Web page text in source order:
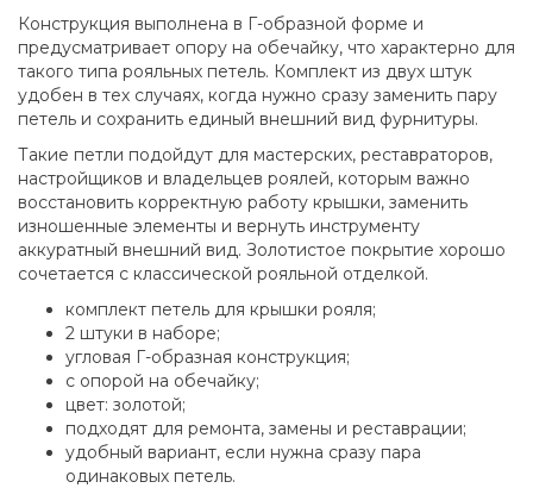
Конструкция выполнена в Г-образной форме и
предусматривает опору на обечайку, что характерно для
такого типа рояльных петель. Комплект из двух штук
удобен в тех случаях, когда нужно сразу заменить пару
петель и сохранить единый внешний вид фурнитуры.
Такие петли подойдут для мастерских, реставраторов,
настройщиков и владельцев роялей, которым важно
восстановить корректную работу крышки, заменить
изношенные элементы и вернуть инструменту
аккуратный внешний вид. Золотистое покрытие хорошо
сочетается с классической рояльной отделкой.
комплект петель для крышки рояля;
2 штуки в наборе;
угловая Г-образная конструкция;
с опорой на обечайку;
цвет: золотой;
подходят для ремонта, замены и реставрации;
удобный вариант, если нужна сразу пара
одинаковых петель.